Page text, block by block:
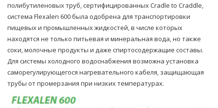
полибутиленовых труб, сертифицированных Cradle to Craddle,
система Flexalen 600 была одобрена для транспортировки
пищевых и промышленных жидкостей, в числе которых
находятся не только питьевая и минеральная вода, но также
соки, молочные продукты и даже спиртосодержащие составы.
Для системы холодного водоснабжения возможна установка
саморегулирующегося нагревательного кабеля, защищающая
трубы от промерзания при низких температурах.